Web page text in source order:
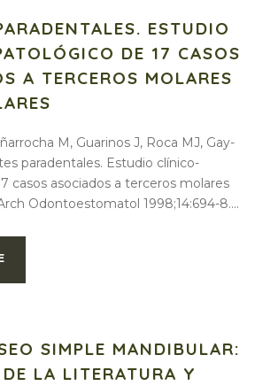
ESTUDIO
DE 17 CASOS
A TERCEROS MOLARES
M, Guarinos J, Roca MJ, Gay-
paradentales. Estudio clínico-
casos asociados a terceros molares
Odontoestomatol 1998;14:694-8....
SIMPLE MANDIBULAR:
LA LITERATURA Y